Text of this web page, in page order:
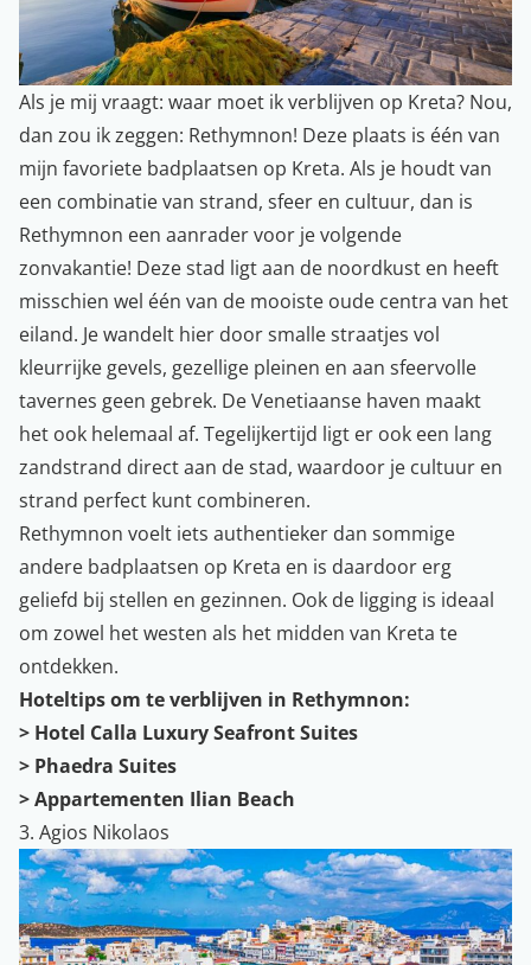
Als je mij vraagt: waar moet ik verblijven op Kreta? Nou,
dan zou ik zeggen: Rethymnon! Deze plaats is één van
mijn favoriete badplaatsen op Kreta. Als je houdt van
een combinatie van strand, sfeer en cultuur, dan is
Rethymnon een aanrader voor je volgende
zonvakantie! Deze stad ligt aan de noordkust en heeft
misschien wel één van de mooiste oude centra van het
eiland. Je wandelt hier door smalle straatjes vol
kleurrijke gevels, gezellige pleinen en aan sfeervolle
tavernes geen gebrek. De Venetiaanse haven maakt
het ook helemaal af. Tegelijkertijd ligt er ook een lang
zandstrand direct aan de stad, waardoor je cultuur en
strand perfect kunt combineren.
Rethymnon voelt iets authentieker dan sommige
andere badplaatsen op Kreta en is daardoor erg
geliefd bij stellen en gezinnen. Ook de ligging is ideaal
om zowel het westen als het midden van Kreta te
ontdekken.
Hoteltips om te verblijven in Rethymnon:
> Hotel Calla Luxury Seafront Suites
> Phaedra Suites
>Appartementen Ilian Beach
3. Agios Nikolaos